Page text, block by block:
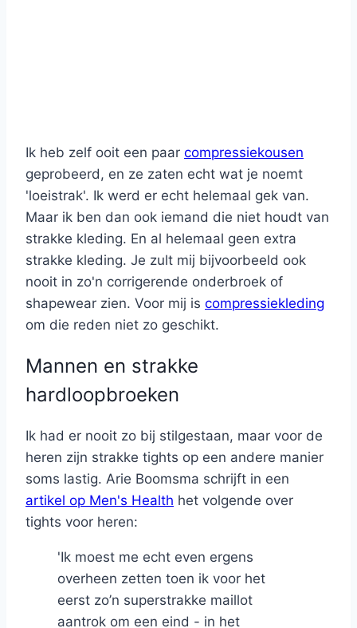
Ik heb zelf ooit een paar compressiekousen
geprobeerd, en ze zaten echt wat je noemt
'loeistrak'. Ik werd er echt helemaal gek van.
Maar ik ben dan ook iemand die niet houdt van
strakke kleding. En al helemaal geen extra
strakke kleding. Je zult mij bijvoorbeeld ook
nooit in zo'n corrigerende onderbroek of
shapewear zien. Voor mij is compressiekleding
om die reden niet zo geschikt.
Mannen en strakke
hardloopbroeken
Ik had er nooit zo bij stilgestaan, maar voor de
heren zijn strakke tights op een andere manier
soms lastig. Arie Boomsma schrijft in een
artikel op Men's Health het volgende over
tights voor heren:
'Ik moest me echt even ergens
overheen zetten toen ik voor het
eerst zo’n superstrakke maillot
aantrok om een eind - in het